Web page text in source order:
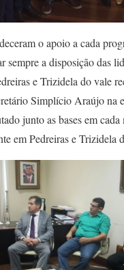
o apoio a cada
sempre a disposição das
e Trizidela do vale
Simplício Araújo na
junto as bases em
em Pedreiras e Trizidela